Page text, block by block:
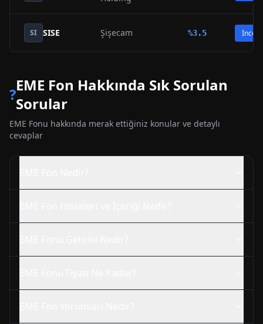
SI SISE Şişecam %3.5 İncele
?EME Fon Hakkında Sık Sorulan
Sorular
EME Fonu hakkında merak ettiğiniz konular ve detaylı
cevaplar